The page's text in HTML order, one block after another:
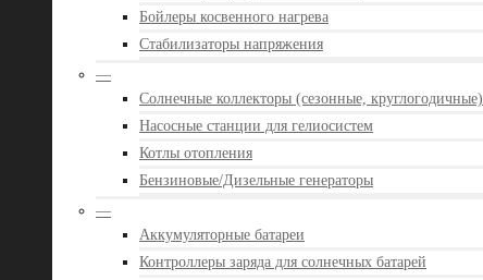
Бойлеры косвенного нагрева
Стабилизаторы напряжения
—
Солнечные коллекторы (сезонные, круглогодичные)
Насосные станции для гелиосистем
Котлы отопления
Бензиновые/Дизельные генераторы
—
Аккумуляторные батареи
Контроллеры заряда для солнечных батарей